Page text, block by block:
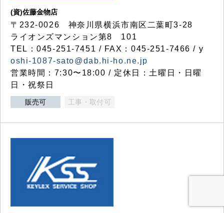
(資)佐藤金物店
〒232-0026 神奈川県横浜市南区二葉町3-28
ライオンズマンション第8 101
TEL：045-251-7451 / FAX：045-251-7466 / y
oshi-1087-sato@dab.hi-ho.ne.jp
営業時間：7:30〜18:00 / 定休日：土曜日・日曜
日・祝祭日
販売可 工事・取付可